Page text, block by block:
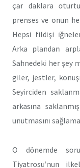
çar daklara
prenses ve onun
Hepsi fildişi
Arka plandan
Sahnedeki her şey
giler, jestler,
Seyirciden
arkasına
unutmasını
O dönemde
Tiyatrosu’nun